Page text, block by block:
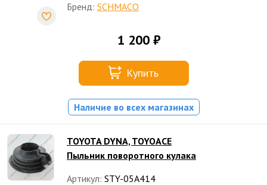
Бренд: SCHMACO
1 200 ₽
Купить
Наличие во всех магазинах
TOYOTA DYNA, TOYOACE
Пыльник поворотного кулака
Артикул: STY-05A414